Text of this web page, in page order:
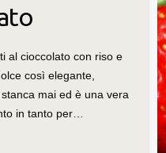
al cioccolato con riso e
così elegante,
mai ed è una vera
in tanto per…